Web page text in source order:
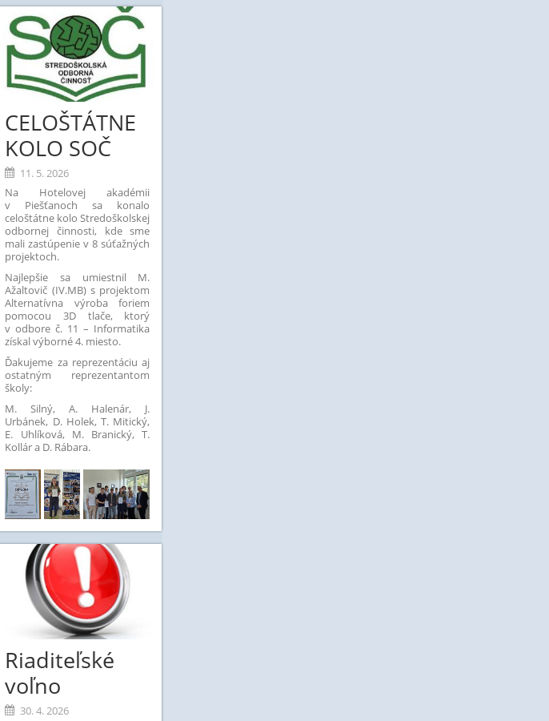
#vzdelavanie#mobilita#ErasmusPlus
CELOŠTÁTNE
KOLO SOČ
11. 5. 2026
Na Hotelovej akadémii
v Piešťanoch sa konalo
celoštátne kolo Stredoškolskej
odbornej činnosti, kde sme
mali zastúpenie v 8 súťažných
projektoch.
Najlepšie sa umiestnil M.
Ažaltovič (IV.MB) s projektom
Alternatívna výroba foriem
pomocou 3D tlače, ktorý
v odbore č. 11 – Informatika
získal výborné 4. miesto.
Ďakujeme za reprezentáciu aj
ostatným reprezentantom
školy:
M. Silný, A. Halenár, J.
Urbánek, D. Holek, T. Mitický,
E. Uhlíková, M. Branický, T.
Kollár a D. Rábara.
Riaditeľské
voľno
30. 4. 2026